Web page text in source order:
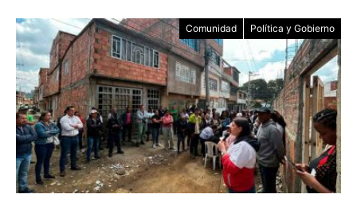
Comunidad Política y Gobierno